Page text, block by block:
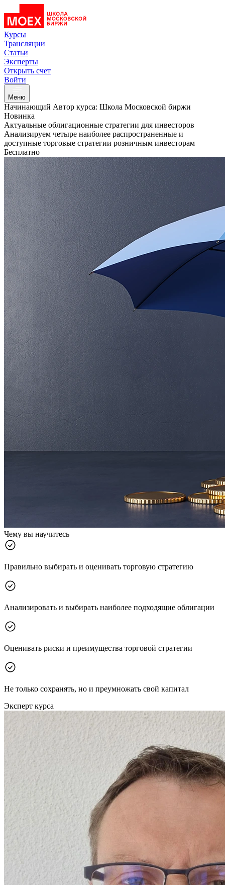
Курсы
Трансляции
Статьи
Эксперты
Открыть счет
Войти
Меню
Начинающий Автор курса: Школа Московской биржи
Новинка
Актуальные облигационные стратегии для инвесторов
Анализируем четыре наиболее распространенные и
доступные торговые стратегии розничным инвесторам
Бесплатно
Чему вы научитесь
Правильно выбирать и оценивать торговую стратегию
Анализировать и выбирать наиболее подходящие облигации
Оценивать риски и преимущества торговой стратегии
Не только сохранять, но и преумножать свой капитал
Эксперт курса